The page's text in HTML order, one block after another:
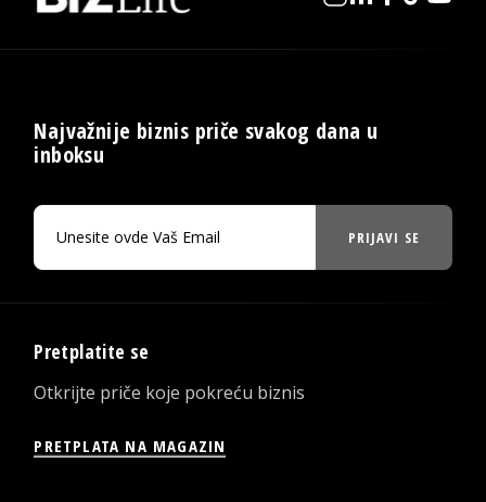
Najvažnije biznis priče svakog dana u
inboksu
PRIJAVI SE
Pretplatite se
Otkrijte priče koje pokreću biznis
PRETPLATA NA MAGAZIN